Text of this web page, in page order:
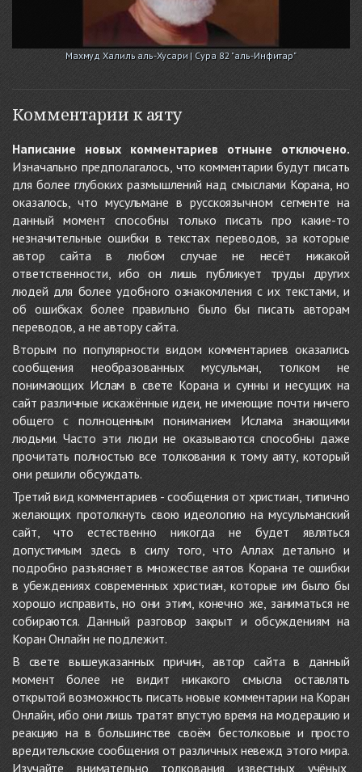
Махмуд Халиль аль-Хусари | Сура 82 "аль-Инфитар"
Комментарии к аяту
Написание новых комментариев отныне отключено.
Изначально предполагалось, что комментарии будут писать
для более глубоких размышлений над смыслами Корана, но
оказалось, что мусульмане в русскоязычном сегменте на
данный момент способны только писать про какие-то
незначительные ошибки в текстах переводов, за которые
автор сайта в любом случае не несёт никакой
ответственности, ибо он лишь публикует труды других
людей для более удобного ознакомления с их текстами, и
об ошибках более правильно было бы писать авторам
переводов, а не автору сайта.
Вторым по популярности видом комментариев оказались
сообщения необразованных мусульман, толком не
понимающих Ислам в свете Корана и сунны и несущих на
сайт различные искажённые идеи, не имеющие почти ничего
общего с полноценным пониманием Ислама знающими
людьми. Часто эти люди не оказываются способны даже
прочитать полностью все толкования к тому аяту, который
они решили обсуждать.
Третий вид комментариев - сообщения от христиан, типично
желающих протолкнуть свою идеологию на мусульманский
сайт, что естественно никогда не будет являться
допустимым здесь в силу того, что Аллах детально и
подробно разъясняет в множестве аятов Корана те ошибки
в убеждениях современных христиан, которые им было бы
хорошо исправить, но они этим, конечно же, заниматься не
собираются. Данный разговор закрыт и обсуждениям на
Коран Онлайн не подлежит.
В свете вышеуказанных причин, автор сайта в данный
момент более не видит никакого смысла оставлять
открытой возможность писать новые комментарии на Коран
Онлайн, ибо они лишь тратят впустую время на модерацию и
реакцию на в большинстве своём бестолковые и просто
вредительские сообщения от различных невежд этого мира.
Изучайте внимательно толкования известных учёных,